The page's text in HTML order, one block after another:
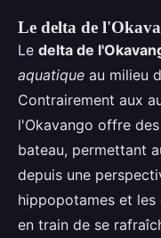
Le delta de
Le delta de
aquatique au milieu
Contrairement aux
l'Okavango offre
bateau, permettant
depuis une
hippopotames et
en train de se